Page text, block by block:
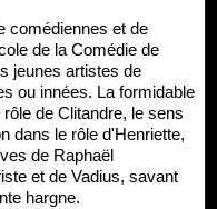
de la Comédie de
jeunes artistes de
ou innées. La formidable
de Clitandre, le sens
dans le rôle d'Henriette,
de Raphaël
et de Vadius, savant
hargne.